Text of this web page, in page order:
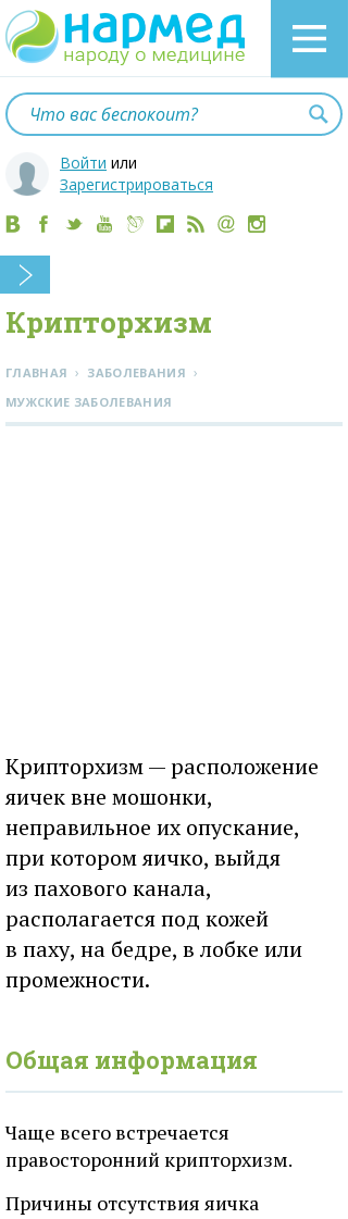
Войти или
Зарегистрироваться
Крипторхизм
ГЛАВНАЯ › ЗАБОЛЕВАНИЯ ›
МУЖСКИЕ ЗАБОЛЕВАНИЯ
Крипторхизм — расположение
яичек вне мошонки,
неправильное их опускание,
при котором яичко, выйдя
из пахового канала,
располагается под кожей
в паху, на бедре, в лобке или
промежности.
Общая информация
Чаще всего встречается
правосторонний крипторхизм.
Причины отсутствия яичка